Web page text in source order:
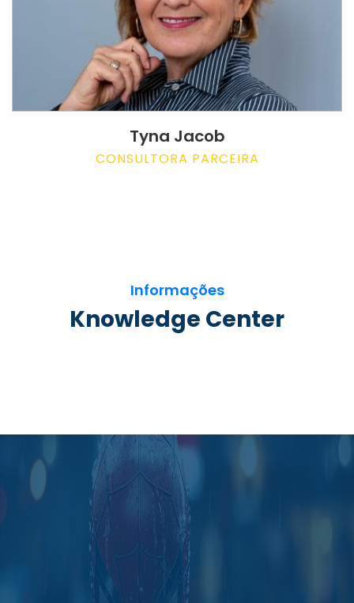
Tyna Jacob
CONSULTORA PARCEIRA
Informações
Knowledge Center